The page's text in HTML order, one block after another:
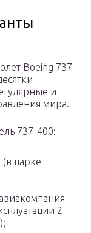
Boeing 737-
и
мира.
737-400:
парке
2